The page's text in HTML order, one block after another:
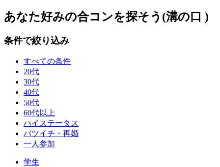
あなた好みの合コンを探そう(溝の口 )
条件で絞り込み
すべての条件
20代
30代
40代
50代
60代以上
ハイステータス
バツイチ・再婚
一人参加
学生